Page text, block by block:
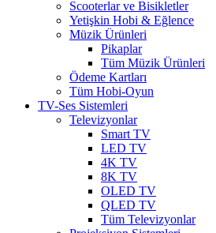
Scooterlar ve Bisikletler
Yetişkin Hobi & Eğlence
Müzik Ürünleri
Pikaplar
Tüm Müzik Ürünleri
Ödeme Kartları
Tüm Hobi-Oyun
TV-Ses Sistemleri
Televizyonlar
Smart TV
LED TV
4K TV
8K TV
OLED TV
QLED TV
Tüm Televizyonlar